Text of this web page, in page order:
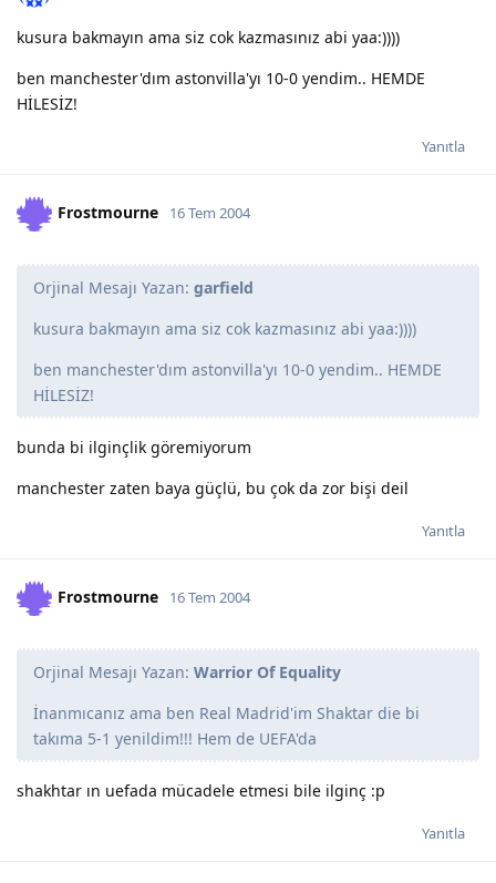
kusura bakmayın ama siz cok kazmasınız abi yaa:))))
ben manchester'dım astonvilla'yı 10-0 yendim.. HEMDE
HİLESİZ!
Yanıtla
Frostmourne 16 Tem 2004
Orjinal Mesajı Yazan: garfield
kusura bakmayın ama siz cok kazmasınız abi yaa:))))
ben manchester'dım astonvilla'yı 10-0 yendim.. HEMDE
HİLESİZ!
bunda bi ilginçlik göremiyorum
manchester zaten baya güçlü, bu çok da zor bişi deil
Yanıtla
Frostmourne 16 Tem 2004
Orjinal Mesajı Yazan: Warrior Of Equality
İnanmıcanız ama ben Real Madrid'im Shaktar die bi
takıma 5-1 yenildim!!! Hem de UEFA'da
shakhtar ın uefada mücadele etmesi bile ilginç :p
Yanıtla